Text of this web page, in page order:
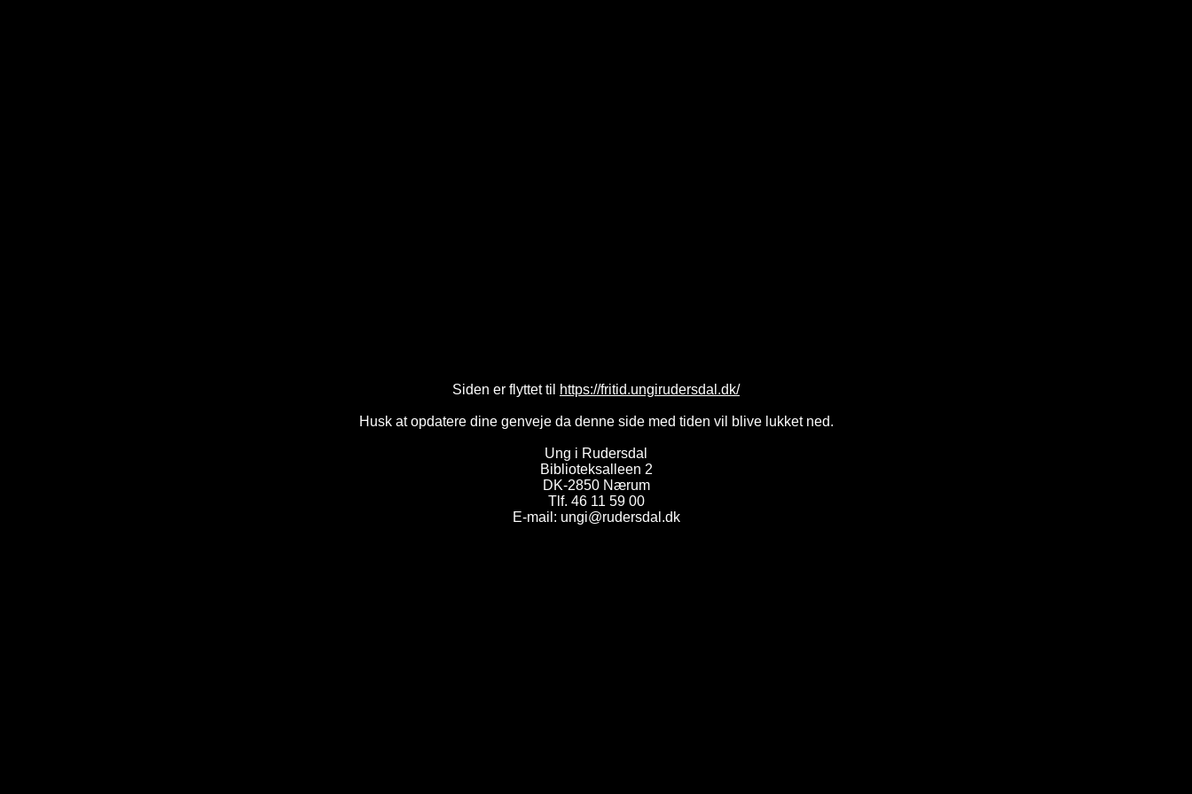
Siden er flyttet til https://fritid.ungirudersdal.dk/
Husk at opdatere dine genveje da denne side med tiden vil blive lukket ned.
Ung i Rudersdal
Biblioteksalleen 2
DK-2850 Nærum
Tlf. 46 11 59 00
E-mail: ungi@rudersdal.dk